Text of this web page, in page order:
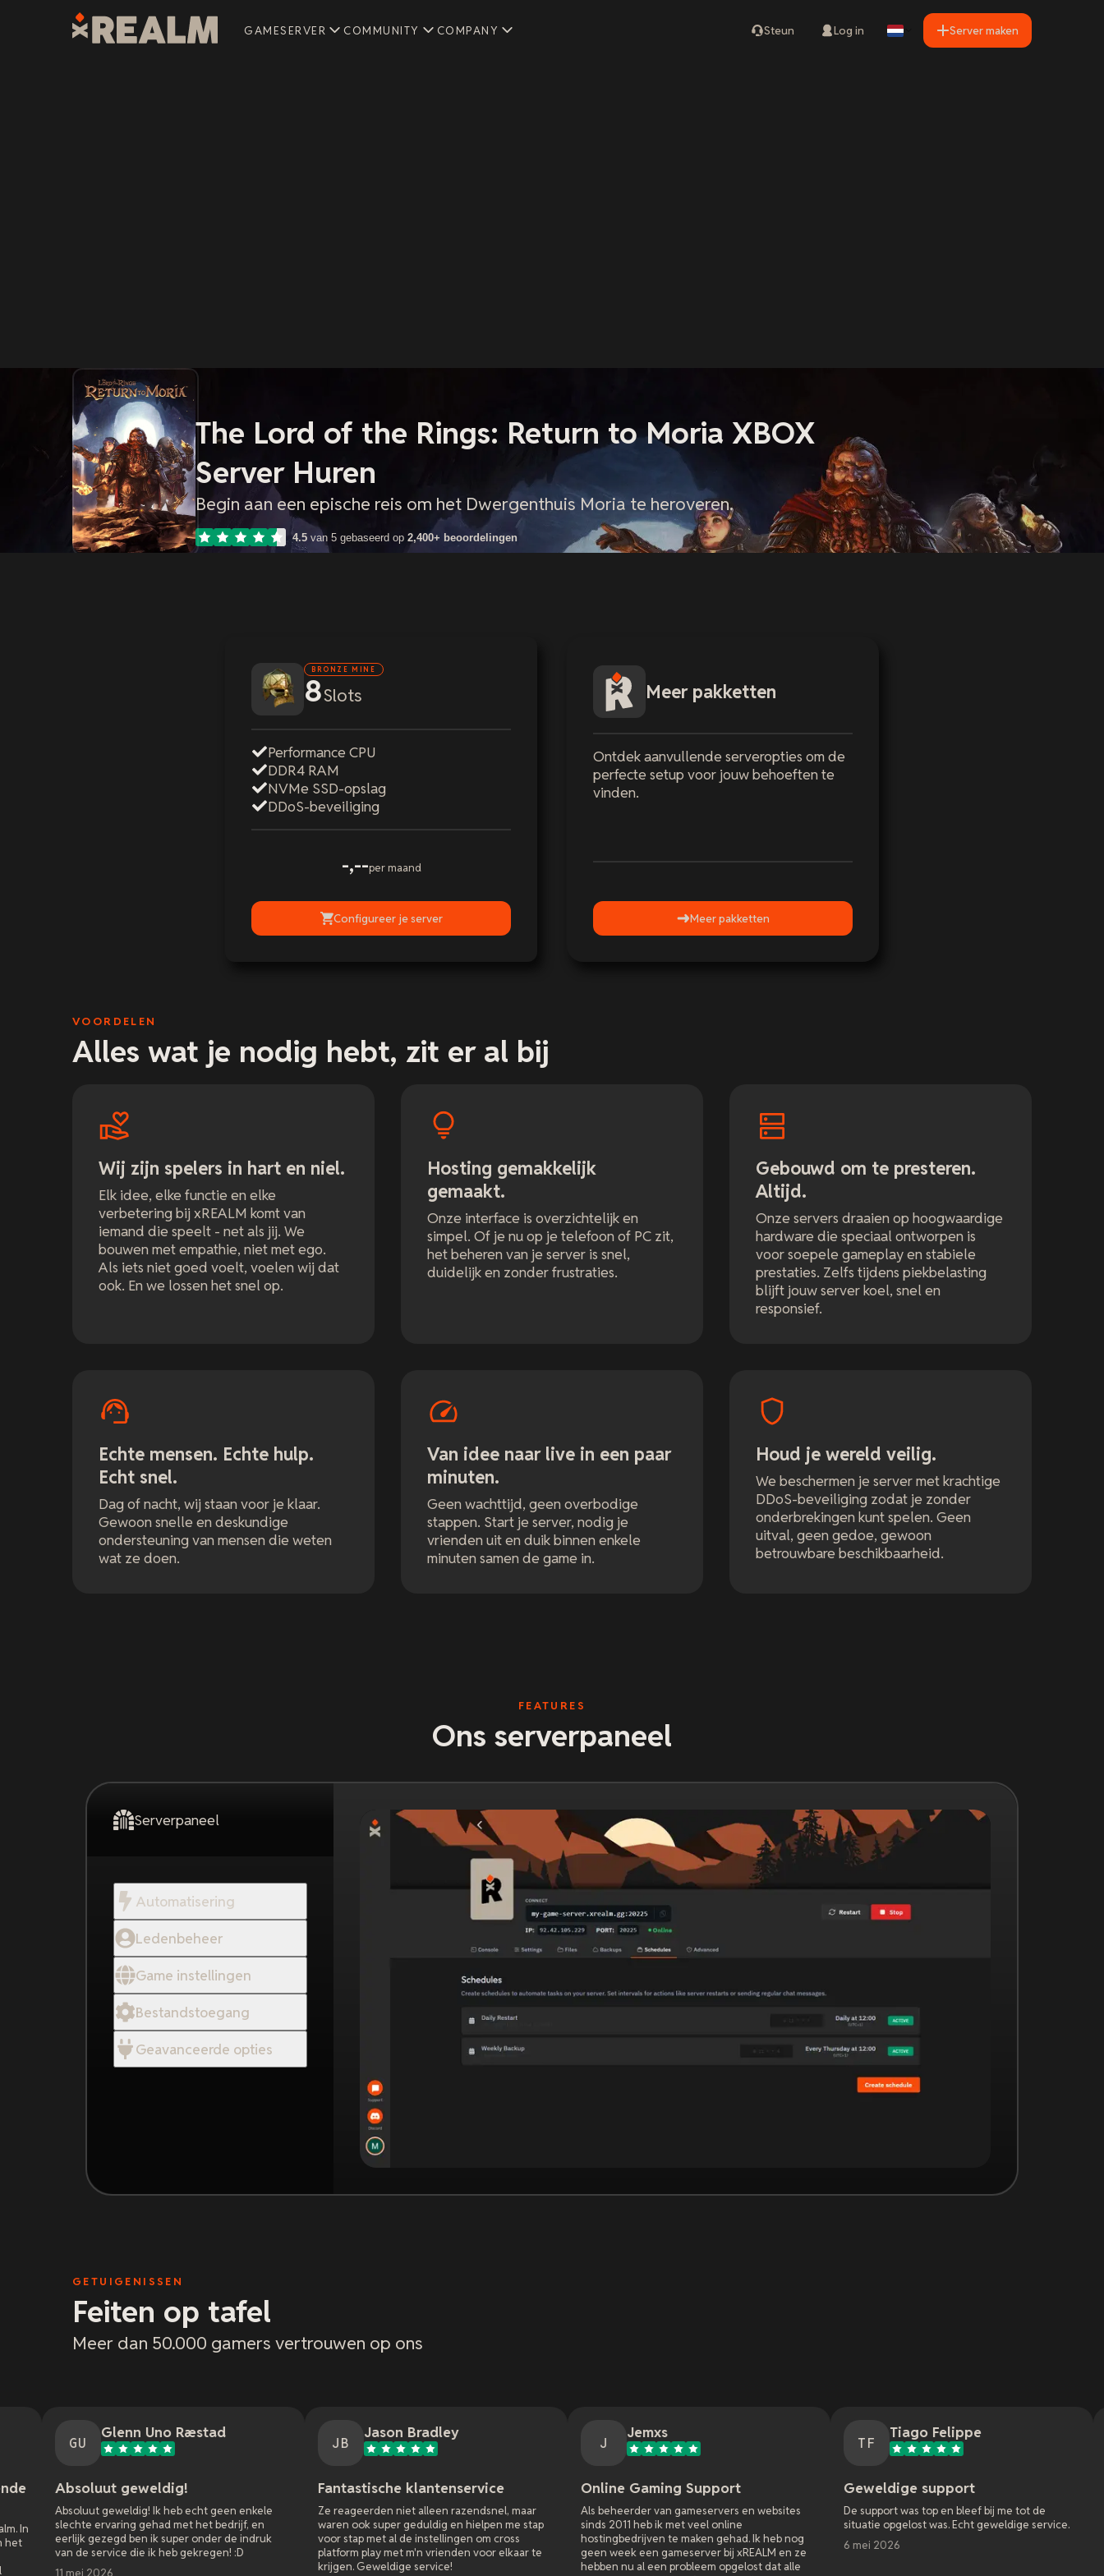
GAMESERVER COMMUNITY COMPANY Steun Log in Server maken
The Lord of the Rings: Return to Moria XBOX
Server Huren
Begin aan een epische reis om het Dwergenthuis Moria te heroveren.
4.5 van 5 gebaseerd op 2,400+ beoordelingen
BRONZE MINE
8Slots
Performance CPU
DDR4 RAM
NVMe SSD-opslag
DDoS-beveiliging
-,--per maand
Configureer je server
Meer pakketten
Ontdek aanvullende serveropties om de
perfecte setup voor jouw behoeften te
vinden.
Meer pakketten
VOORDELEN
Alles wat je nodig hebt, zit er al bij
Wij zijn spelers in hart en niel.
Elk idee, elke functie en elke
verbetering bij xREALM komt van
iemand die speelt - net als jij. We
bouwen met empathie, niet met ego.
Als iets niet goed voelt, voelen wij dat
ook. En we lossen het snel op.
Hosting gemakkelijk
gemaakt.
Onze interface is overzichtelijk en
simpel. Of je nu op je telefoon of PC zit,
het beheren van je server is snel,
duidelijk en zonder frustraties.
Gebouwd om te presteren.
Altijd.
Onze servers draaien op hoogwaardige
hardware die speciaal ontworpen is
voor soepele gameplay en stabiele
prestaties. Zelfs tijdens piekbelasting
blijft jouw server koel, snel en
responsief.
Echte mensen. Echte hulp.
Echt snel.
Dag of nacht, wij staan voor je klaar.
Gewoon snelle en deskundige
ondersteuning van mensen die weten
wat ze doen.
Van idee naar live in een paar
minuten.
Geen wachttijd, geen overbodige
stappen. Start je server, nodig je
vrienden uit en duik binnen enkele
minuten samen de game in.
Houd je wereld veilig.
We beschermen je server met krachtige
DDoS-beveiliging zodat je zonder
onderbrekingen kunt spelen. Geen
uitval, geen gedoe, gewoon
betrouwbare beschikbaarheid.
FEATURES
Ons serverpaneel
Serverpaneel
Automatisering
Ledenbeheer
Game instellingen
Bestandstoegang
Geavanceerde opties
GETUIGENISSEN
Feiten op tafel
Meer dan 50.000 gamers vertrouwen op ons
Glenn Uno Ræstad
geweldig!
geweldig! Ik heb echt geen enkele
gehad met het bedrijf, en
ben ik super onder de indruk
die ik heb gekregen! :D
Fantastische klantenservice
Ze reageerden niet alleen razendsnel, maar
waren ook super geduldig en hielpen me stap
voor stap met al de instellingen om cross
platform play met m'n vrienden voor elkaar te
krijgen. Geweldige service!
Online Gaming Support
Als beheerder van gameservers en websites
sinds 2011 heb ik met veel online
hostingbedrijven te maken gehad. Ik heb nog
geen week een gameserver bij xREALM en ze
hebben nu al een probleem opgelost dat alle
Geweldige support
De support was top en bleef bij me tot de
situatie opgelost was. Echt geweldige service.
6 mei 2026
Mijn eerste
Awakening. Ik